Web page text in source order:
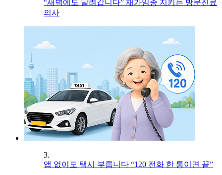
“새벽에도 달려갑니다” 재가임종 지키는 방문진료
의사
3.
앱 없이도 택시 부릅니다 “120 전화 한 통이면 끝”